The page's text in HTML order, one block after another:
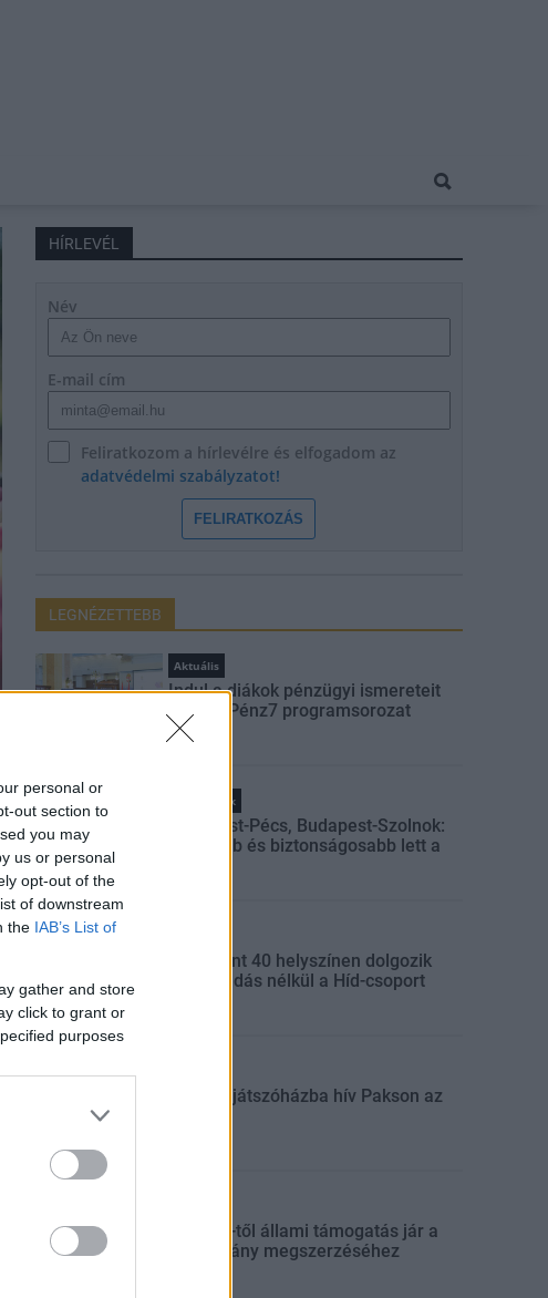
personal or
out section to
you may
us or personal
opt-out of the
of downstream
the IAB’s List of
gather and store
click to grant or
purposes
HÍRLEVÉL
Név
E-mail cím
Feliratkozom a hírlevélre és elfogadom az
adatvédelmi szabályzatot!
FELIRATKOZÁS
LEGNÉZETTEBB
Aktuális
Indul a diákok pénzügyi ismereteit
erősítő Pénz7 programsorozat
Helyi hírek
Budapest-Pécs, Budapest-Szolnok:
gyorsabb és biztonságosabb lett a
Több mint 40 helyszínen dolgozik
fennakadás nélkül a Híd-csoport
Húsvéti játszóházba hív Pakson az
Július 1-től állami támogatás jár a
jogosítvány megszerzéséhez